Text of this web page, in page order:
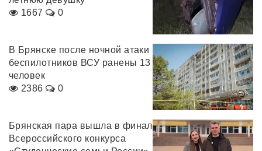
1667
0
В Брянске после ночной атаки
беспилотников ВСУ ранены 13
человек
2386
0
Брянская пара вышла в финал
Всероссийского конкурса